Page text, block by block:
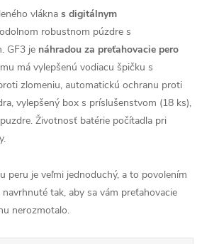
vlákna s digitálnym
robustnom púzdre s
GF3 je náhradou za preťahovacie pero
má vylepšenú vodiacu špičku s
zlomeniu, automatickú ochranu proti
vylepšený box s príslušenstvom (18 ks),
Životnosť batérie počítadla pri
peru je veľmi jednoduchý, a to povolením
tak, aby sa vám preťahovacie
nerozmotalo.